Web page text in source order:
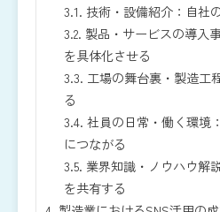
3.1. 技術・設備紹介：自社
3.2. 製品・サービスの導入
を具体化させる
3.3. 工場の舞台裏・製造工
る
3.4. 社員の日常・働く環境
につながる
3.5. 業界知識・ノウハウ解
を共有する